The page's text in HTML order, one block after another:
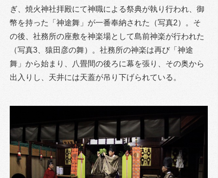
ぎ、焼火神社拝殿にて神職による祭典が執り行われ、御
幣を持った「神途舞」が一番奉納された（写真2）。そ
の後、社務所の座敷を神楽場として島前神楽が行われた
（写真3、猿田彦の舞）。社務所の神楽は再び「神途
舞」から始まり、八畳間の後ろに幕を張り、その奥から
出入りし、天井には天蓋が吊り下げられている。